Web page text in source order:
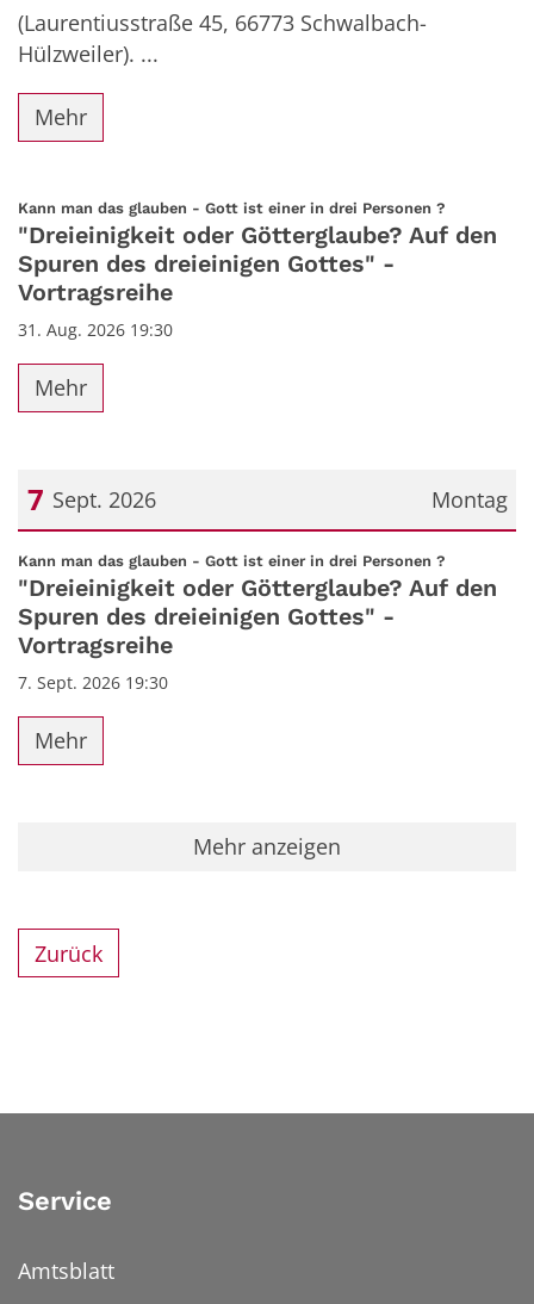
(Laurentiusstraße 45, 66773 Schwalbach-
Hülzweiler). ...
Mehr
Kann man das glauben - Gott ist einer in drei Personen ?
"Dreieinigkeit oder Götterglaube? Auf den
Spuren des dreieinigen Gottes" -
Vortragsreihe
31. Aug. 2026 19:30
Mehr
Montag
7 Sept. 2026
Datum: 7. September 2026
Kann man das glauben - Gott ist einer in drei Personen ?
"Dreieinigkeit oder Götterglaube? Auf den
Spuren des dreieinigen Gottes" -
Vortragsreihe
7. Sept. 2026 19:30
Mehr
Mehr anzeigen
Zurück
Service
Amtsblatt